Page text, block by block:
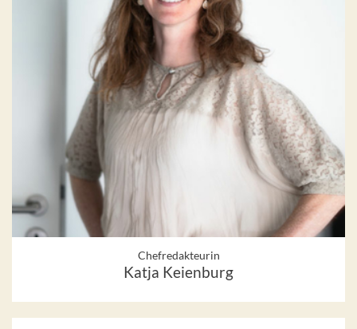
Chefredakteurin
Katja Keienburg